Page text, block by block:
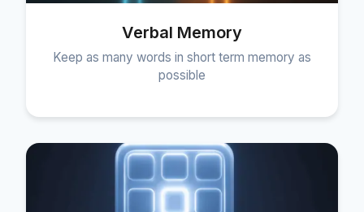
Verbal Memory
Keep as many words in short term memory as
possible